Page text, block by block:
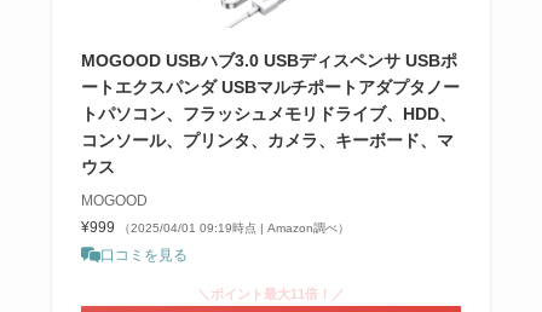
MOGOOD USBハブ3.0 USBディスペンサ USBポ
ートエクスパンダ USBマルチポートアダプタノー
トパソコン、フラッシュメモリドライブ、HDD、
コンソール、プリンタ、カメラ、キーボード、マ
ウス
MOGOOD
¥999
（2025/04/01 09:19時点 | Amazon調べ）
口コミを見る
＼ポイント最大11倍！／